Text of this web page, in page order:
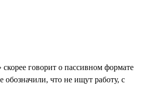
говорит о пассивном формате
что не ищут работу, с